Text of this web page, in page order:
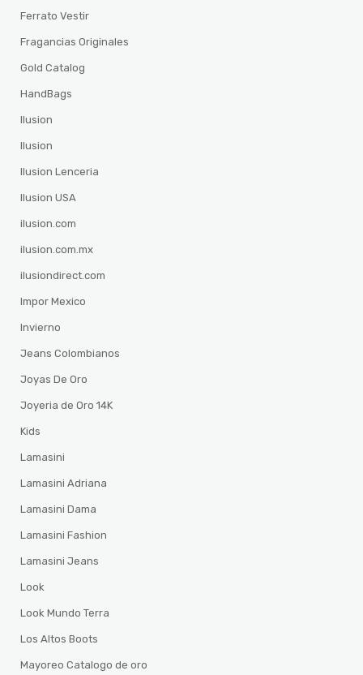
Ferrato Vestir
Fragancias Originales
Gold Catalog
HandBags
Ilusion
Ilusion
Ilusion Lenceria
Ilusion USA
ilusion.com
ilusion.com.mx
ilusiondirect.com
Impor Mexico
Invierno
Jeans Colombianos
Joyas De Oro
Joyeria de Oro 14K
Kids
Lamasini
Lamasini Adriana
Lamasini Dama
Lamasini Fashion
Lamasini Jeans
Look
Look Mundo Terra
Los Altos Boots
Mayoreo Catalogo de oro